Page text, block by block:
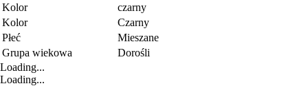
Kolor
czarny
Kolor
Czarny
Płeć
Mieszane
Grupa wiekowa
Dorośli
Loading...
Loading...